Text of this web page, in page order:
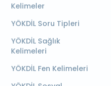
Kelimeler
YÖKDİL Soru Tipleri
YÖKDİL Sağlık
Kelimeleri
YÖKDİL Fen Kelimeleri